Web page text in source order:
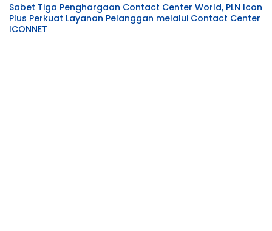
Sabet Tiga Penghargaan Contact Center World, PLN Icon
Plus Perkuat Layanan Pelanggan melalui Contact Center
ICONNET